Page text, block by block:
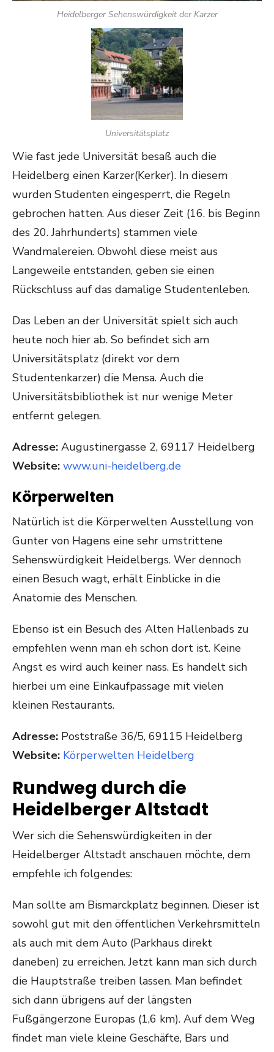
Heidelberger Sehenswürdigkeit der Karzer
Universitätsplatz
Wie fast jede Universität besaß auch die
Heidelberg einen Karzer(Kerker). In diesem
wurden Studenten eingesperrt, die Regeln
gebrochen hatten. Aus dieser Zeit (16. bis Beginn
des 20. Jahrhunderts) stammen viele
Wandmalereien. Obwohl diese meist aus
Langeweile entstanden, geben sie einen
Rückschluss auf das damalige Studentenleben.
Das Leben an der Universität spielt sich auch
heute noch hier ab. So befindet sich am
Universitätsplatz (direkt vor dem
Studentenkarzer) die Mensa. Auch die
Universitätsbibliothek ist nur wenige Meter
entfernt gelegen.
Adresse: Augustinergasse 2, 69117 Heidelberg
Website: www.uni-heidelberg.de
Körperwelten
Natürlich ist die Körperwelten Ausstellung von
Gunter von Hagens eine sehr umstrittene
Sehenswürdigkeit Heidelbergs. Wer dennoch
einen Besuch wagt, erhält Einblicke in die
Anatomie des Menschen.
Ebenso ist ein Besuch des Alten Hallenbads zu
empfehlen wenn man eh schon dort ist. Keine
Angst es wird auch keiner nass. Es handelt sich
hierbei um eine Einkaufpassage mit vielen
kleinen Restaurants.
Adresse: Poststraße 36/5, 69115 Heidelberg
Website: Körperwelten Heidelberg
Rundweg durch die
Heidelberger Altstadt
Wer sich die Sehenswürdigkeiten in der
Heidelberger Altstadt anschauen möchte, dem
empfehle ich folgendes:
Man sollte am Bismarckplatz beginnen. Dieser ist
sowohl gut mit den öffentlichen Verkehrsmitteln
als auch mit dem Auto (Parkhaus direkt
daneben) zu erreichen. Jetzt kann man sich durch
die Hauptstraße treiben lassen. Man befindet
sich dann übrigens auf der längsten
Fußgängerzone Europas (1,6 km). Auf dem Weg
findet man viele kleine Geschäfte, Bars und